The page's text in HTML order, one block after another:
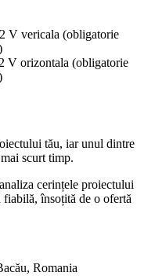
V vericala (obligatorie
V orizontala (obligatorie
tău, iar unul dintre
scurt timp.
cerințele proiectului
însoțită de o ofertă
Romania